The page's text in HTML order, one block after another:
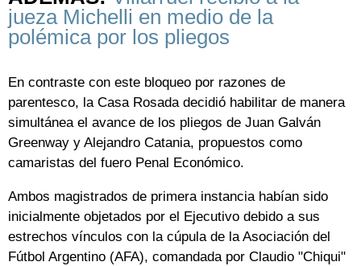
jueza Michelli en medio de la
polémica por los pliegos
En contraste con este bloqueo por razones de
parentesco, la Casa Rosada decidió habilitar de manera
simultánea el avance de los pliegos de Juan Galván
Greenway y Alejandro Catania, propuestos como
camaristas del fuero Penal Económico.
Ambos magistrados de primera instancia habían sido
inicialmente objetados por el Ejecutivo debido a sus
estrechos vínculos con la cúpula de la Asociación del
Fútbol Argentino (AFA), comandada por Claudio "Chiqui"